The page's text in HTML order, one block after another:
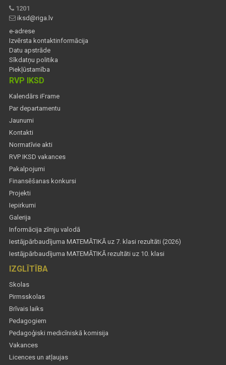
1201
iksd@riga.lv
e-adrese
Izvērsta kontaktinformācija
Datu apstrāde
Sīkdatņu politika
Piekļūstamība
RVP IKSD
Kalendārs iFrame
Par departamentu
Jaunumi
Kontakti
Normatīvie akti
RVP IKSD vakances
Pakalpojumi
Finansēšanas konkursi
Projekti
Iepirkumi
Galerija
Informācija zīmju valodā
Iestājpārbaudījuma MATEMĀTIKĀ uz 7. klasi rezultāti (2026)
Iestājpārbaudījuma MATEMĀTIKĀ rezultāti uz 10. klasi
IZGLĪTĪBA
Skolas
Pirmsskolas
Brīvais laiks
Pedagogiem
Pedagoģiski medicīniskā komisija
Vakances
Licences un atļaujas